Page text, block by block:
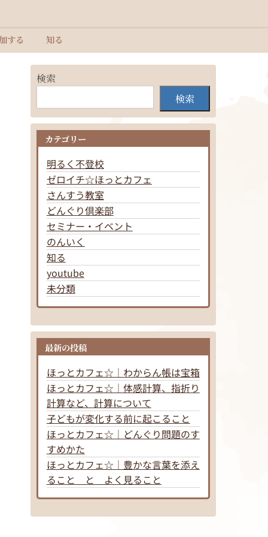
する 知る
検索
検索
カテゴリー
明るく不登校
ゼロイチ☆ほっとカフェ
さんすう教室
どんぐり倶楽部
セミナー・イベント
のんいく
知る
youtube
未分類
最新の投稿
ほっとカフェ☆｜わからん帳は宝箱
ほっとカフェ☆｜体感計算、指折り
計算など、計算について
子どもが変化する前に起こること
ほっとカフェ☆｜どんぐり問題のす
すめかた
ほっとカフェ☆｜豊かな言葉を添え
ること と よく見ること